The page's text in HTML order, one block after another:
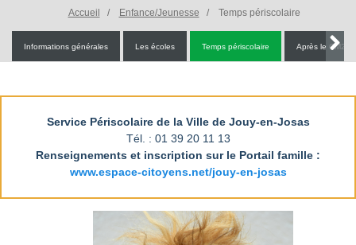
Accueil Enfance/Jeunesse Temps périscolaire
Informations générales Les écoles Temps périscolaire Après le CM2
Service Périscolaire de la Ville de Jouy-en-Josas
Tél. : 01 39 20 11 13
Renseignements et inscription sur le Portail famille :
www.espace-citoyens.net/jouy-en-josas